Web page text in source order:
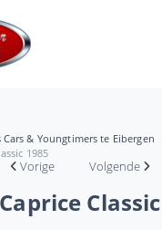
Cars & Youngtimers te Eibergen
1985
Vorige Volgende